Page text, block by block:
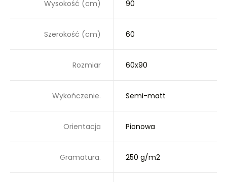
Wysokość (cm) 90
Szerokość (cm) 60
Rozmiar 60x90
Wykończenie. Semi-matt
Orientacja Pionowa
Gramatura. 250 g/m2